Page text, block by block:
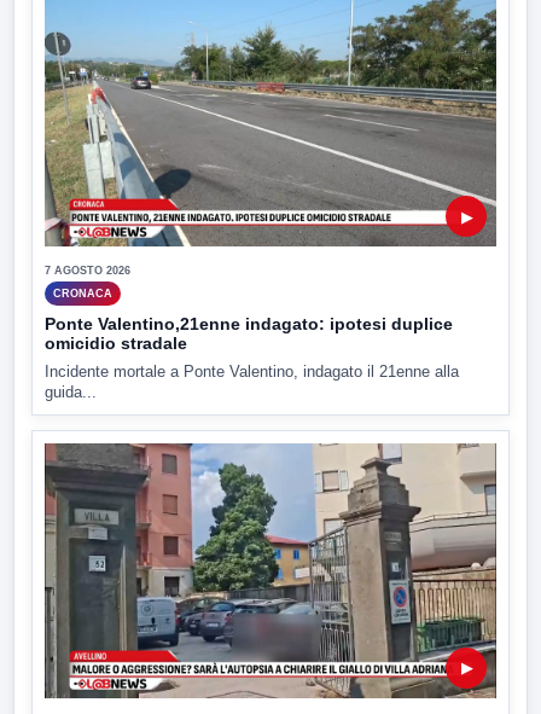
▶
7 AGOSTO 2026
CRONACA
Ponte Valentino,21enne indagato: ipotesi duplice
omicidio stradale
Incidente mortale a Ponte Valentino, indagato il 21enne alla
guida...
▶